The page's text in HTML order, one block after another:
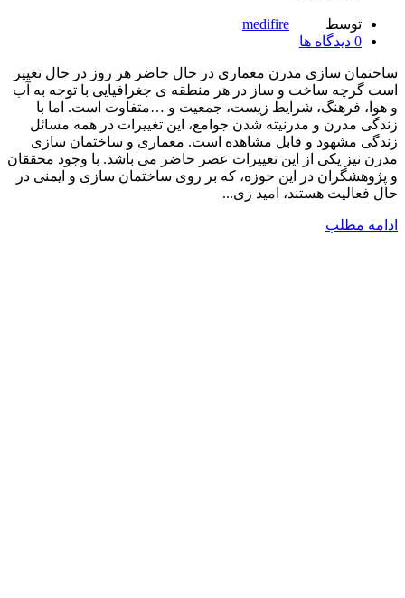
توسط
medifire
0 دیدگاه ها
ساختمان سازی مدرن معماری در حال حاضر هر روز در حال تغییر
است گرچه ساخت و ساز در هر منطقه ی جغرافیایی با توجه به آب
و هوا، فرهنگ، شرایط زیست، جمعیت و …متفاوت است. اما با
زندگی مدرن و مدرنیته شدن جوامع، این تغییرات در همه مسائل
زندگی مشهود و قابل مشاهده است. معماری و ساختمان سازی
مدرن نیز یکی از این تغییرات عصر حاضر می باشد. با وجود محققان
و پژوهشگران در این حوزه، که بر روی ساختمان سازی و ایمنی در
حال فعالیت هستند، امید زی...
ادامه مطلب